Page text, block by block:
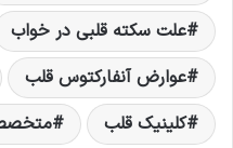
علت سکته قلبی در خواب
عوارض آنفارکتوس قلب
کلینیک قلب